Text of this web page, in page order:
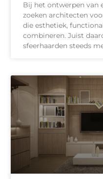
Bij het ontwerpen van
zoeken architecten
die esthetiek,
combineren. Juist
sfeerhaarden steeds